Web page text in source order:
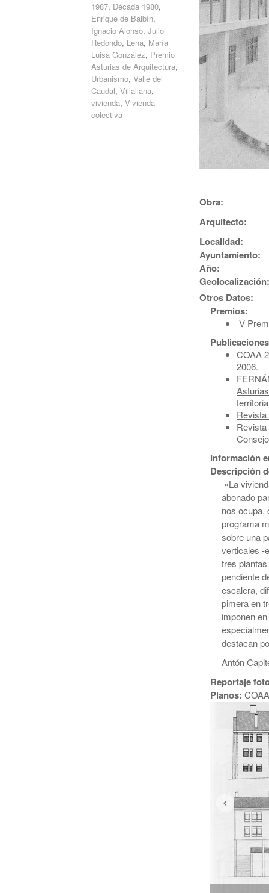
Obra:
Arquitecto:
Localidad:
Ayuntamiento:
Año:
Geolocalización:
Otros Datos:
Premios:
V
COAA
2006.
Información
Descripción
«La
abonado
nos ocupa,
programa
sobre una
verticales -
tres
pendiente
escalera,
pimera en
imponen
destacan
Antón
Reportaje
Planos:
1987, Década 1980,
Enrique de Balbín,
Ignacio Alonso, Julio
Redondo, Lena, María
Luisa González, Premio
Asturias de Arquitectura,
Urbanismo, Valle del
Caudal, Villallana,
vivienda, Vivienda
colectiva